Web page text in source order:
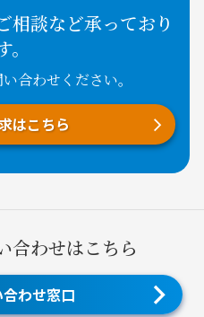
相談など承っており
。
合わせください。
はこちら
合わせはこちら
わせ窓口